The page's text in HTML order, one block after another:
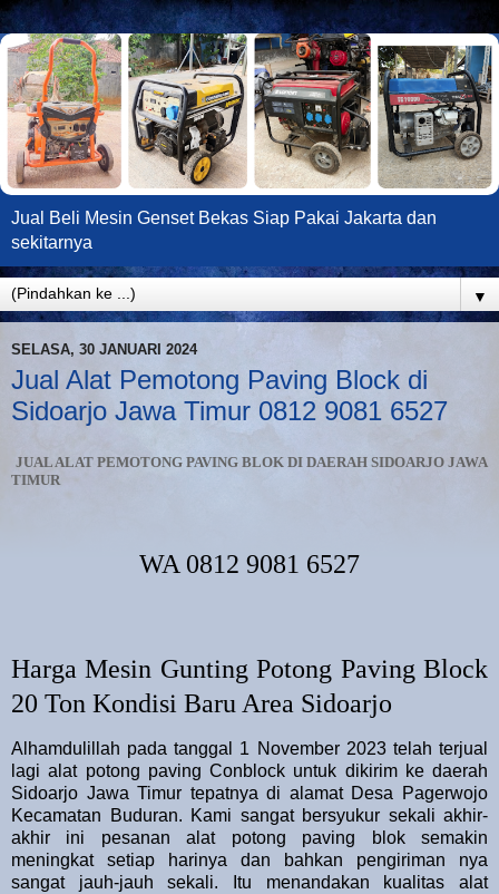
Jual Beli Mesin Genset Bekas Siap Pakai Jakarta dan
sekitarnya
▼
SELASA, 30 JANUARI 2024
Jual Alat Pemotong Paving Block di
Sidoarjo Jawa Timur 0812 9081 6527
JUAL ALAT PEMOTONG PAVING BLOK DI DAERAH SIDOARJO JAWA
TIMUR
WA 0812 9081 6527
Harga Mesin Gunting Potong Paving Block
20 Ton Kondisi Baru Area Sidoarjo
Alhamdulillah pada tanggal 1 November 2023 telah terjual
lagi alat potong paving Conblock untuk dikirim ke daerah
Sidoarjo Jawa Timur tepatnya di alamat Desa Pagerwojo
Kecamatan Buduran. Kami sangat bersyukur sekali akhir-
akhir ini pesanan alat potong paving blok semakin
meningkat setiap harinya dan bahkan pengiriman nya
sangat jauh-jauh sekali. Itu menandakan kualitas alat